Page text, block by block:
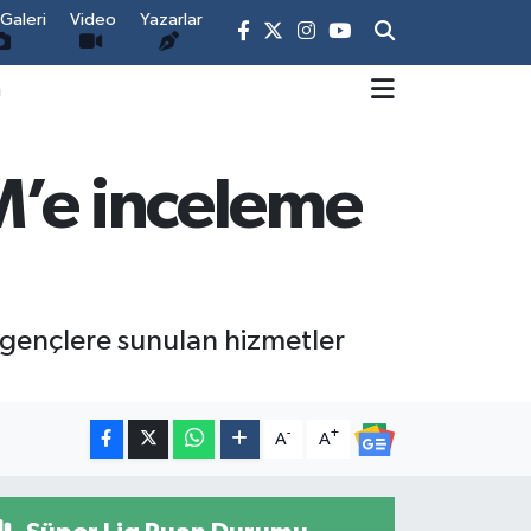
Video Yazarlar
inceleme
sunulan hizmetler
A- A+